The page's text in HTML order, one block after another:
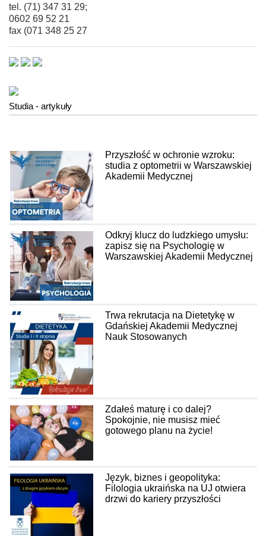
tel. (71) 347 31 29;
0602 69 52 21
fax (071 348 25 27
Studia - artykuły
Przyszłość w ochronie wzroku:
studia z optometrii w Warszawskiej
Akademii Medycznej
Odkryj klucz do ludzkiego umysłu:
zapisz się na Psychologię w
Warszawskiej Akademii Medycznej
Trwa rekrutacja na Dietetykę w
Gdańskiej Akademii Medycznej
Nauk Stosowanych
Zdałeś maturę i co dalej?
Spokojnie, nie musisz mieć
gotowego planu na życie!
Język, biznes i geopolityka:
Filologia ukraińska na UJ otwiera
drzwi do kariery przyszłości